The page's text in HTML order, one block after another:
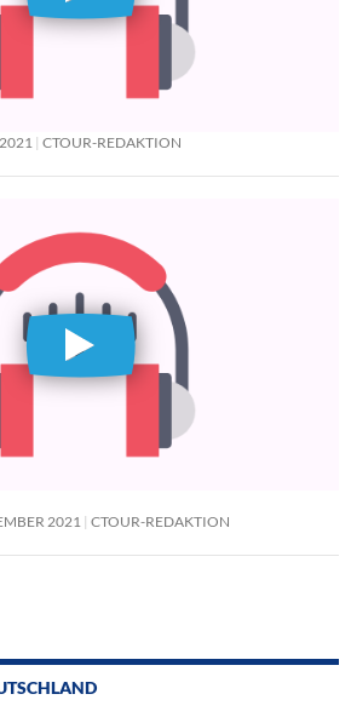
CTOUR-REDAKTION
2021 CTOUR-REDAKTION